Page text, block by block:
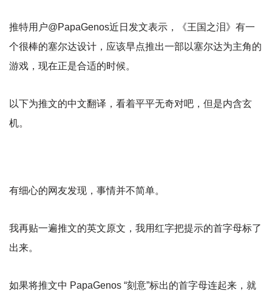
推特用户@PapaGenos近日发文表示，《王国之泪》有一
个很棒的塞尔达设计，应该早点推出一部以塞尔达为主角的
游戏，现在正是合适的时候。
以下为推文的中文翻译，看着平平无奇对吧，但是内含玄
机。
有细心的网友发现，事情并不简单。
我再贴一遍推文的英文原文，我用红字把提示的首字母标了
出来。
如果将推文中 PapaGenos “刻意”标出的首字母连起来，就